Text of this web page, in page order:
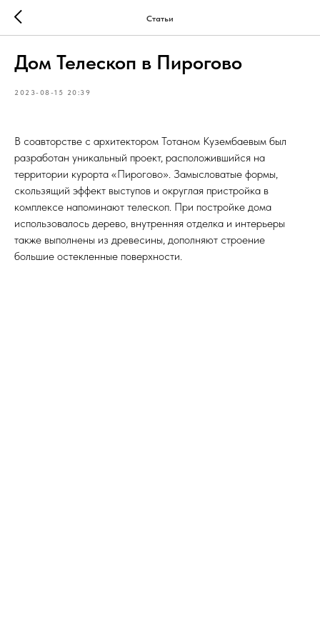
Статьи
Дом Телескоп в Пирогово
2023-08-15 20:39
В соавторстве с архитектором Тотаном Кузембаевым был
разработан уникальный проект, расположившийся на
территории курорта «Пирогово». Замысловатые формы,
скользящий эффект выступов и округлая пристройка в
комплексе напоминают телескоп. При постройке дома
использовалось дерево, внутренняя отделка и интерьеры
также выполнены из древесины, дополняют строение
большие остекленные поверхности.